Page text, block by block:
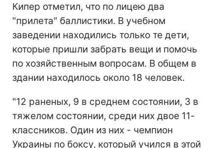
Кипер отметил, что по лицею два
"прилета" баллистики. В учебном
заведении находились только те дети,
которые пришли забрать вещи и помочь
по хозяйственным вопросам. В общем в
здании находилось около 18 человек.
"12 раненых, 9 в среднем состоянии, 3 в
тяжелом состоянии, среди них двое 11-
классников. Один из них - чемпион
Украины по боксу, который учился в этой